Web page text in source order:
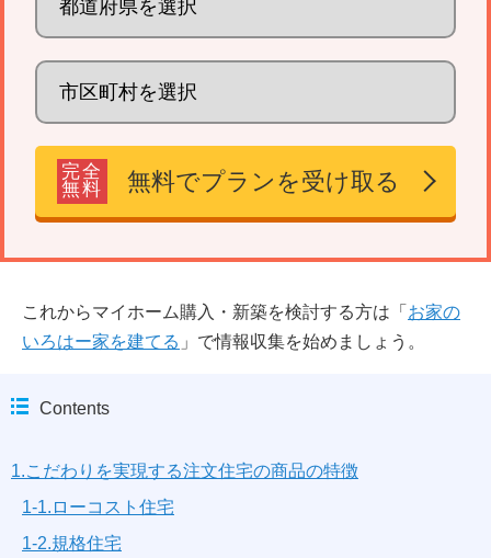
完全
無料
無料でプランを受け取る
これからマイホーム購入・新築を検討する方は「 お家の
いろはー家を建てる 」で情報収集を始めましょう。
Contents
1.こだわりを実現する注文住宅の商品の特徴
1-1.ローコスト住宅
1-2.規格住宅